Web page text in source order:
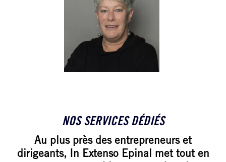
06 33 70 28 34
NOS SERVICES DÉDIÉS
Au plus près des entrepreneurs et
dirigeants, In Extenso Epinal met tout en